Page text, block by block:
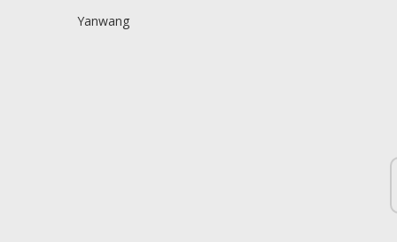
Yanwang